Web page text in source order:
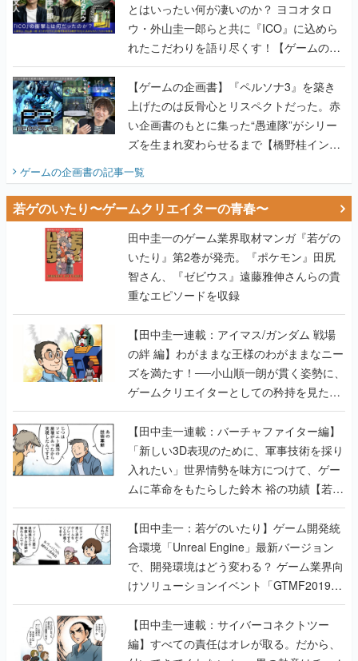
とはいったい何が凄いのか？ ヨコオタロ
ウ・外山圭一郎らと共に『ICO』に込めら
れたこだわりを語り尽くす！【ゲームの企
画書】
【ゲームの企画書】『ペルソナ3』を築き
上げたのは反骨心とリスペクトだった。赤
い企画書のもとに集った“愚連隊”がシリー
ズを生まれ変わらせるまで【橋野桂インタ
ビュー】
ゲームの企画書の記事一覧
若ゲのいたり〜ゲームクリエイターの青春〜
田中圭一のゲーム業界取材マンガ『若ゲの
いたり』第2巻が発売。『ポケモン』田尻
智さん、『ゼビウス』遠藤雅伸さんらの貴
重なエピソードを収録
【田中圭一連載：アイマス/ガンダム 戦場
の絆 編】わがままな王様のわがままなニー
ズを満たす！──小山順一朗が貫く姿勢に、
ゲームクリエイターとしての矜持を見た
【若ゲのいたり最終回】
【田中圭一連載：バーチャファイター編】
「新しい3D表現のために、軍事技術を採り
入れたい」世界情勢を味方につけて、ゲー
ムに革命をもたらした鈴木 裕の功績【若ゲ
のいたり】
【田中圭一：若ゲのいたり】ゲーム開発統
合環境「Unreal Engine」最新バージョン
で、開発環境はどう変わる？ ゲーム業界向
けソリューションイベント「GTMF2019」
に行って、より理解を深めよう【PR】
【田中圭一連載：サイバーコネクトツー
編】すべての責任はオレが取る。だから、